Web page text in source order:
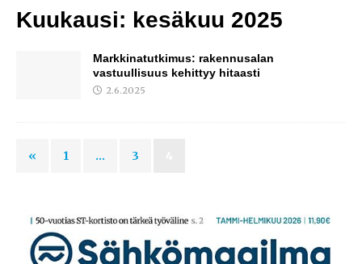
Kuukausi: kesäkuu 2025
Markkinatutkimus: rakennusalan
vastuullisuus kehittyy hitaasti
2.6.2025
« 1 … 3